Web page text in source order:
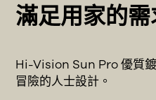
滿足用家的
Hi-Vision Sun Pro 優質
冒險的人士設計。